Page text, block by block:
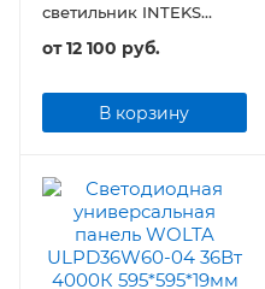
светильник INTEKS
595х595х40 47Вт 5640Лм
питания
от12 100 руб.
В корзину